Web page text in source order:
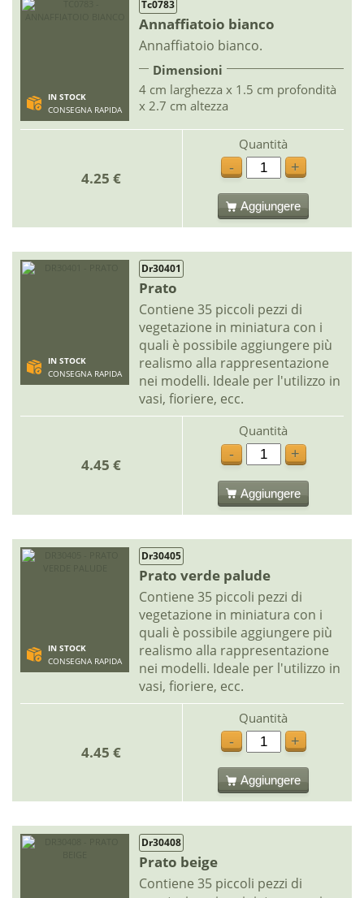
IN STOCK
CONSEGNA RAPIDA
Tc0783
Annaffiatoio bianco
Annaffiatoio bianco.
Dimensioni
4 cm larghezza x 1.5 cm profondità
x 2.7 cm altezza
4.25 €
Quantità
-
+
Aggiungere
IN STOCK
CONSEGNA RAPIDA
Dr30401
Prato
Contiene 35 piccoli pezzi di
vegetazione in miniatura con i
quali è possibile aggiungere più
realismo alla rappresentazione
nei modelli. Ideale per l'utilizzo in
vasi, fioriere, ecc.
4.45 €
Quantità
-
+
Aggiungere
IN STOCK
CONSEGNA RAPIDA
Dr30405
Prato verde palude
Contiene 35 piccoli pezzi di
vegetazione in miniatura con i
quali è possibile aggiungere più
realismo alla rappresentazione
nei modelli. Ideale per l'utilizzo in
vasi, fioriere, ecc.
4.45 €
Quantità
-
+
Aggiungere
Dr30408
Prato beige
Contiene 35 piccoli pezzi di